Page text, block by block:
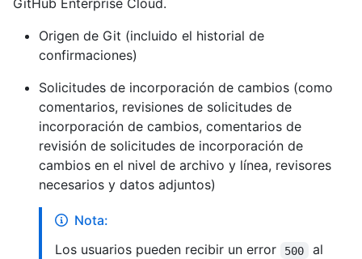
GitHub Enterprise Cloud.
Origen de Git (incluido el historial de
confirmaciones)
Solicitudes de incorporación de cambios (como
comentarios, revisiones de solicitudes de
incorporación de cambios, comentarios de
revisión de solicitudes de incorporación de
cambios en el nivel de archivo y línea, revisores
necesarios y datos adjuntos)
Nota:
Los usuarios pueden recibir un error
500
al